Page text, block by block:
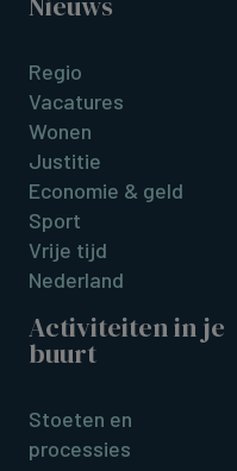
Regio
Vacatures
Wonen
Justitie
Economie & geld
Sport
Vrije tijd
Nederland
Activiteiten in je
buurt
Stoeten en
processies